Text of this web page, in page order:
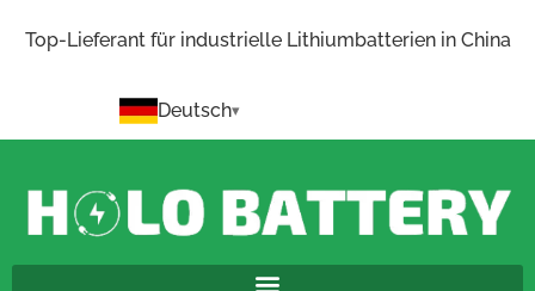
Top-Lieferant für industrielle Lithiumbatterien in China
Deutsch